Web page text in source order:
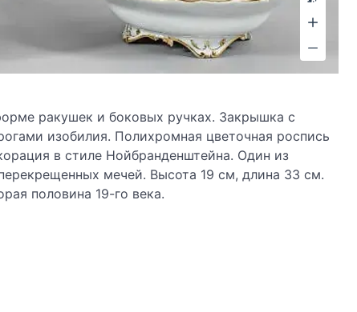
ракушек и боковых ручках. Закрышка с
изобилия. Полихромная цветочная роспись
в стиле Нойбранденштейна. Один из
мечей. Высота 19 см, длина 33 см.
половина 19-го века.